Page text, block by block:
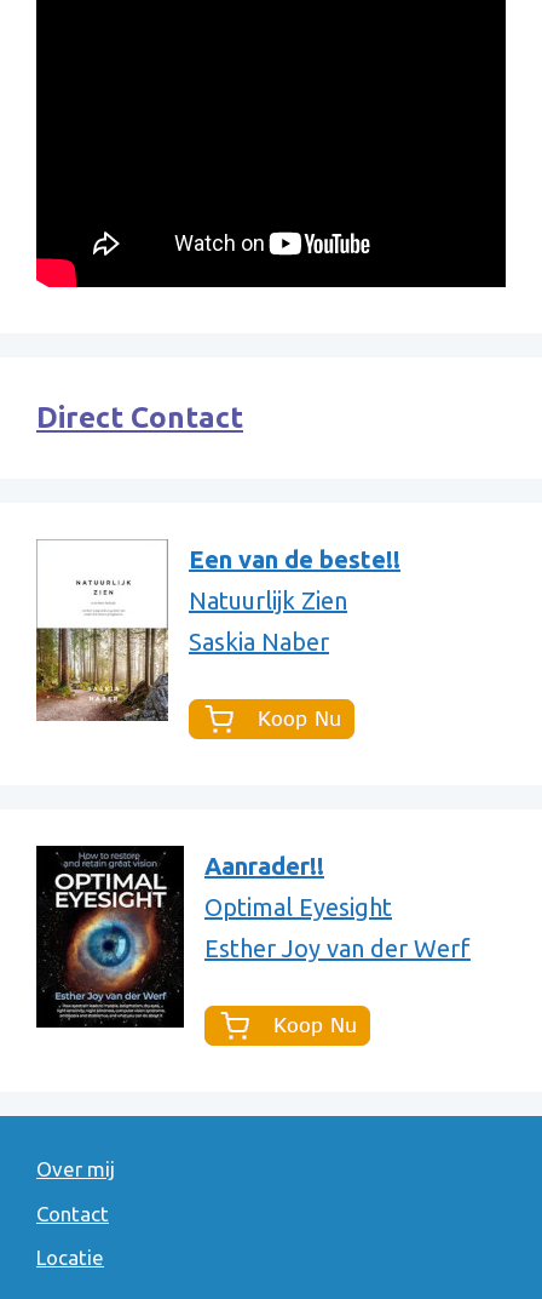
Direct Contact
Een van de beste!!
Natuurlijk Zien
Saskia Naber
Aanrader!!
Optimal Eyesight
Esther Joy van der Werf
Over mij
Contact
Locatie